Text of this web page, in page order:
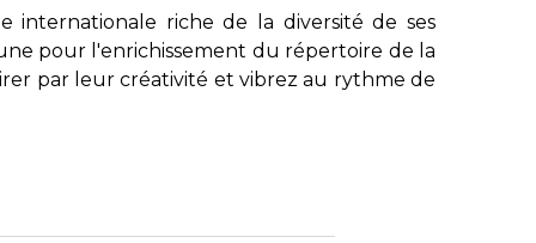
Musique de chambre
Orchestre
Quatuor de flûtes
DVDs
Ouvrages théoriques
et livres
internationale riche de la diversité de ses
pour l'enrichissement du répertoire de la
par leur créativité et vibrez au rythme de